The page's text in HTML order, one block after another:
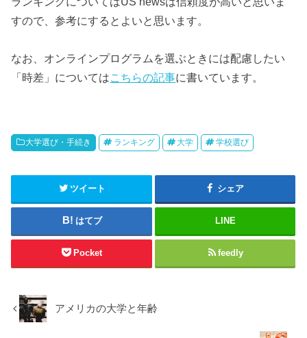
すので、参考にするとよいと思います。
なお、オンラインプログラムを選ぶときには配慮したい
「時差」についてはこちらの記事に書いています。
大学選び・手続き ランキング 大学 学校選び
ツイート シェア
はてブ LINE
Pocket feedly
アメリカの大学と年齢